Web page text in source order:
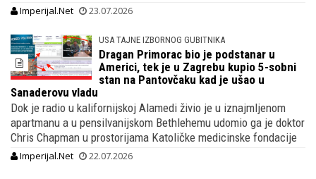
Imperijal.Net 23.07.2026
USA TAJNE IZBORNOG GUBITNIKA
Dragan Primorac bio je podstanar u
Americi, tek je u Zagrebu kupio 5-sobni
stan na Pantovčaku kad je ušao u
Sanaderovu vladu
Dok je radio u kalifornijskoj Alamedi živio je u iznajmljenom
apartmanu a u pensilvanijskom Bethlehemu udomio ga je doktor
Chris Chapman u prostorijama Katoličke medicinske fondacije
Imperijal.Net 22.07.2026